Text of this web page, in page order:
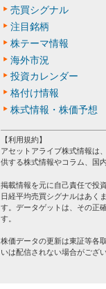
売買シグナル
注目銘柄
株テーマ情報
海外市況
投資カレンダー
格付け情報
株式情報・株価予想
【利用規約】
アセットアライブ株式情報は
供する株式情報やコラム、国
掲載情報を元に自己責任で投
日経平均売買シグナルはあく
す。データゲットは、その正
す。
株価データの更新は東証等各
いは配信されない場合がござ